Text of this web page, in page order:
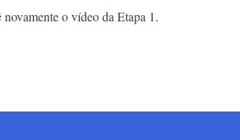
novamente o vídeo da Etapa 1.